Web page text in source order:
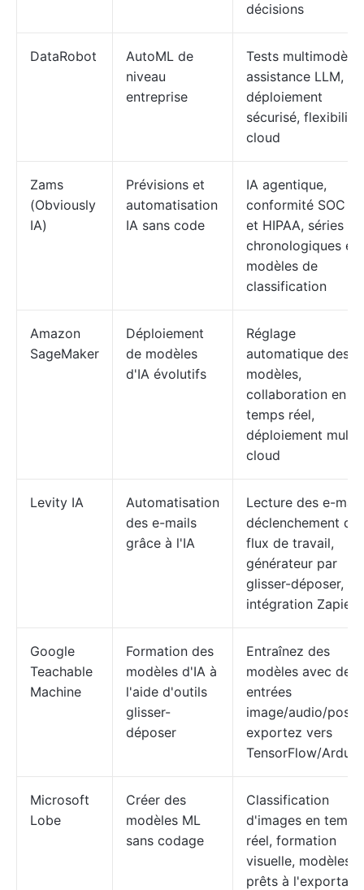
décisions
DataRobot
AutoML de
niveau
entreprise
Tests
assistance LLM,
déploiement
sécurisé, flexibilité
cloud
Zams
(Obviously
IA)
Prévisions et
automatisation
IA sans code
IA agentique,
conformité SOC 2
et HIPAA, séries
chronologiques et
modèles de
classification
Amazon
SageMaker
Déploiement
de modèles
d'IA évolutifs
Réglage
automatique des
modèles,
collaboration en
temps réel,
déploiement multi-
cloud
Levity IA
Automatisation
des e-mails
grâce à l'IA
Lecture des e-
déclenchement de
flux de travail,
générateur par
glisser-déposer,
intégration Zapier
Google
Teachable
Machine
Formation des
modèles d'IA à
l'aide d'outils
glisser-
déposer
Entraînez des
modèles avec des
entrées
image/audio/pose,
exportez vers
TensorFlow/
Microsoft
Lobe
Créer des
modèles ML
sans codage
Classification
d'images en temps
réel, formation
visuelle, modèles
prêts à